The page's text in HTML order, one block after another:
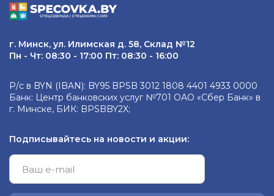
г. Минск, ул. Илимская д. 58, Склад №12
Пн - Чт: 08:30 - 17:00 Пт: 08:30 - 16:00
Р/с в BYN (IBAN): BY95 BPSB 3012 1808 4401 4933 0000
Банк: Центр банковских услуг №701 ОАО «Сбер Банк» в
г. Минске, БИК: BPSBBY2X;
Подписывайтесь на новости и акции: